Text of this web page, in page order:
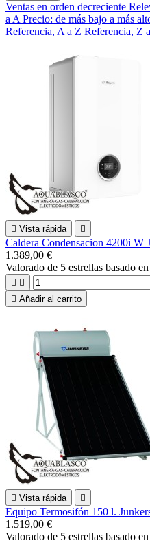
Ventas en orden decreciente
a A Precio: de más bajo a más
Referencia, A a Z Referencia, Z
 Vista rápida 
Caldera Condensacion 4200i W
1.389,00 €
Valorado de 5 estrellas basado en
 
 Añadir al carrito
 Vista rápida 
Equipo Termosifón 150 l.
1.519,00 €
Valorado de 5 estrellas basado en